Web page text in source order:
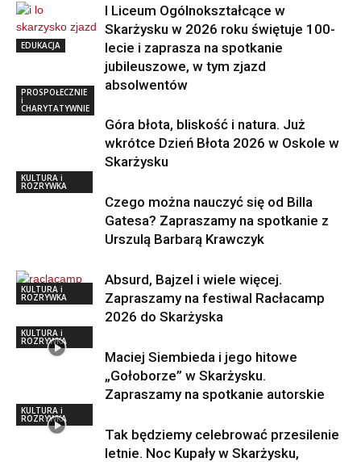
EDUKACJA
I Liceum Ogólnokształcące w
Skarżysku w 2026 roku świętuje 100-
lecie i zaprasza na spotkanie
jubileuszowe, w tym zjazd
absolwentów
PROSPOŁECZNIE
i
CHARYTATYWNIE
Góra błota, bliskość i natura. Już
wkrótce Dzień Błota 2026 w Oskole w
Skarżysku
KULTURA i
ROZRYWKA
Czego można nauczyć się od Billa
Gatesa? Zapraszamy na spotkanie z
Urszulą Barbarą Krawczyk
KULTURA i
ROZRYWKA
Absurd, Bajzel i wiele więcej.
Zapraszamy na festiwal Racłacamp
2026 do Skarżyska
KULTURA i
ROZRYWKA
Maciej Siembieda i jego hitowe
„Gołoborze” w Skarżysku.
Zapraszamy na spotkanie autorskie
KULTURA i
ROZRYWKA
Tak będziemy celebrować przesilenie
letnie. Noc Kupały w Skarżysku,